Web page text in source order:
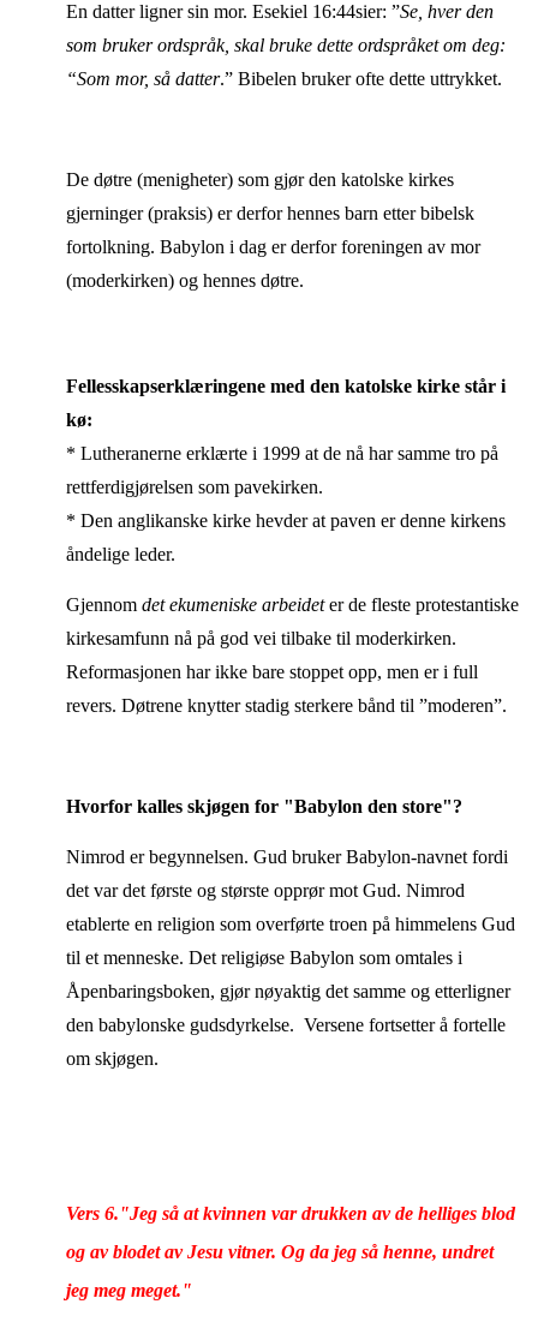
En datter ligner sin mor. Esekiel 16:44sier: ”Se, hver den
som bruker ordspråk, skal bruke dette ordspråket om deg:
“Som mor, så datter.” Bibelen bruker ofte dette uttrykket.
De døtre (menigheter) som gjør den katolske kirkes
gjerninger (praksis) er derfor hennes barn etter bibelsk
fortolkning. Babylon i dag er derfor foreningen av mor
(moderkirken) og hennes døtre.
Fellesskapserklæringene med den katolske kirke står i
kø:
* Lutheranerne erklærte i 1999 at de nå har samme tro på
rettferdigjørelsen som pavekirken.
* Den anglikanske kirke hevder at paven er denne kirkens
åndelige leder.
Gjennom det ekumeniske arbeideter de fleste protestantiske
kirkesamfunn nå på god vei tilbake til moderkirken.
Reformasjonen har ikke bare stoppet opp, men er i full
revers. Døtrene knytter stadig sterkere bånd til ”moderen”.
Hvorfor kalles skjøgen for "Babylon den store"?
Nimrod er begynnelsen. Gud bruker Babylon-navnet fordi
det var det første og største opprør mot Gud. Nimrod
etablerte en religion som overførte troen på himmelens Gud
til et menneske. Det religiøse Babylon som omtales i
Åpenbaringsboken, gjør nøyaktig det samme og etterligner
den babylonske gudsdyrkelse. Versene fortsetter å fortelle
om skjøgen.
Vers 6."Jeg så at kvinnen var drukken av de helliges blod
og av blodet av Jesu vitner. Og da jeg så henne, undret
jeg meg meget."